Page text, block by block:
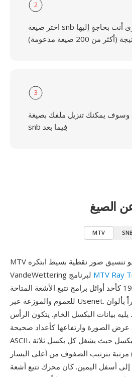
2
اختر صيغة snb أو أية صيغة أخرى أنت بحاجةٍ إليها
(أكثر من 200 صيغة مدعومة)
3
وسوف يمكنك تنزيل ملفك بصيغة
snb فِيما بعد
الصيغ
MTV SNB
MTV هو تنسيق صور نقطية بسيط ابتكره Mark T.
MTV Ray
أشعة أُصدر في عام 1988 كأحد أوائل برامج تتبع الأشعة المتاحة
للعموم والموزعة عبر Usenet. يخزن التنسيق صوراً بألوان RGB بـ
بيانات البكسل الخام. يتكون الرأس
الصورة وارتفاعها كأعداد صحيحة
ASCII، تليه مباشرة بيانات البكسل حيث يشغل كل بكسل ثلاثة
بترتيب الصفوف من أعلى اليسار
إلى أسفل اليمين. كان محرك تتبع أشعة MTV نفسه مهماً في تاريخ